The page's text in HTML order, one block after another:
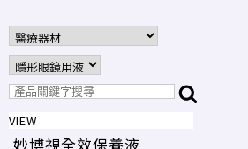
VIEW
妙博視全效保養液